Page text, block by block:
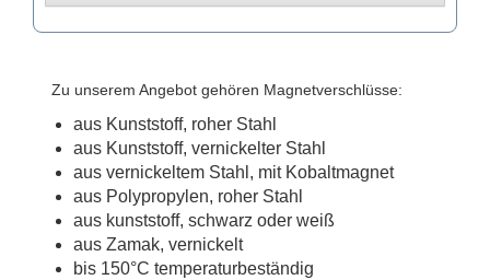
Zu unserem Angebot gehören Magnetverschlüsse:
aus Kunststoff, roher Stahl
aus Kunststoff, vernickelter Stahl
aus vernickeltem Stahl, mit Kobaltmagnet
aus Polypropylen, roher Stahl
aus kunststoff, schwarz oder weiß
aus Zamak, vernickelt
bis 150°C temperaturbeständig